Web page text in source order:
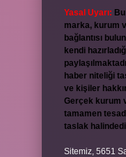
Yasal Uyarı:
marka, kurum
bağlantısı
kendi
haber niteliği
ve kişiler
Gerçek kurum
tamamen
taslak
Sitemiz, 5651